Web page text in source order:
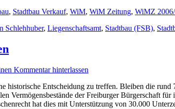
, Stadtbau Verkauf, WiM, WiM Zeitung, WiMZ
Schlehhuber, Liegenschaftsamt, Stadtbau (FSB),
Kommentar hinterlassen
historische Entscheidung zu treffen. Bleiben die
Vermögensbestände der Freiburger Bürgerschaft
hat dies mit Unterstützung von 30.000